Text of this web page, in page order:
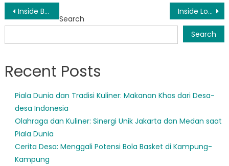
Post
navigation
Inside BPBD Paal Dua: Melihat Lebih Dekat Tim di Balik Upaya Penanggulangan Bencana Inside Look: Operasional BPBD Tuminting
Search
Search
Recent Posts
Piala Dunia dan Tradisi Kuliner: Makanan Khas dari Desa-
desa Indonesia
Olahraga dan Kuliner: Sinergi Unik Jakarta dan Medan saat
Piala Dunia
Cerita Desa: Menggali Potensi Bola Basket di Kampung-
Kampung